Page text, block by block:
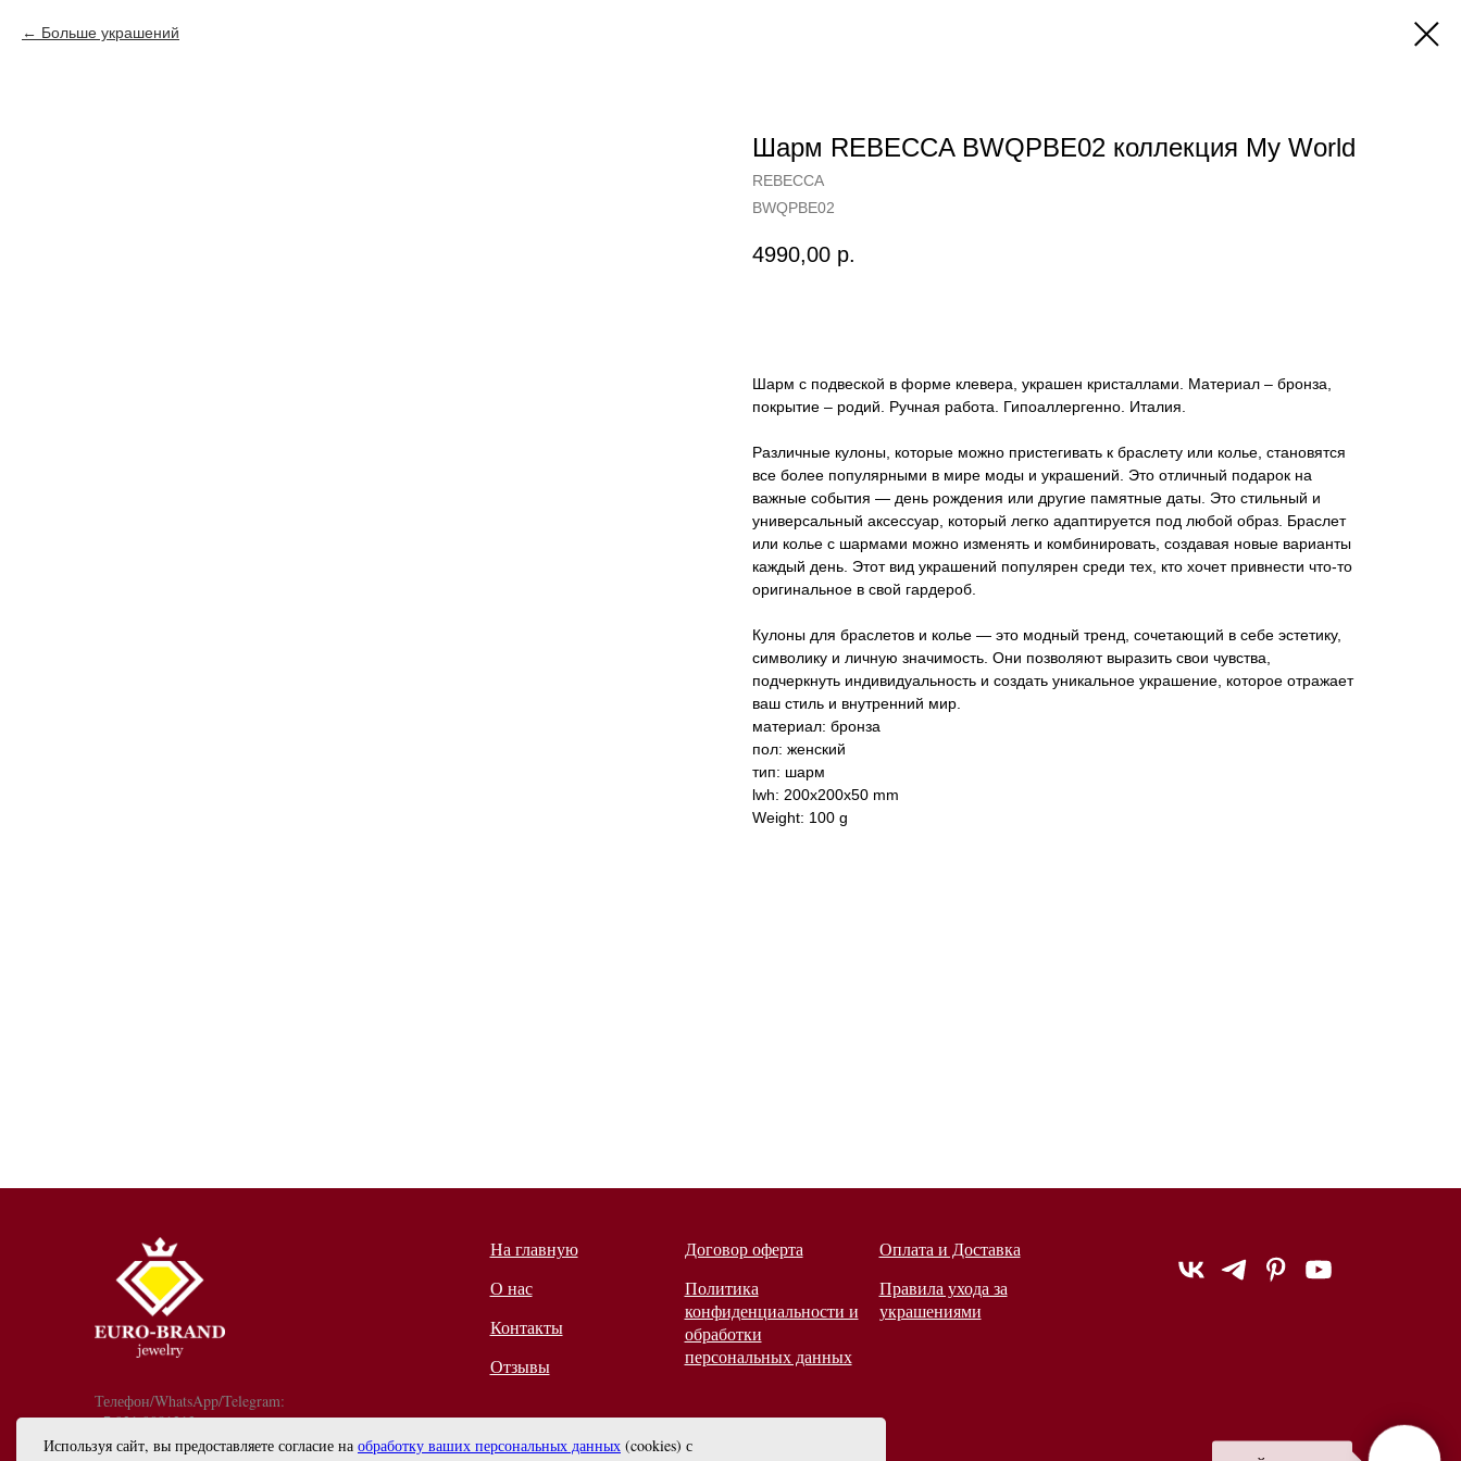
Больше украшений
Шарм REBECCA BWQPBE02 коллекция My World
REBECCA
BWQPBE02
4990,00 р.
Шарм с подвеской в форме клевера, украшен кристаллами. Материал – бронза,
покрытие – родий. Ручная работа. Гипоаллергенно. Италия.
Различные кулоны, которые можно пристегивать к браслету или колье, становятся
все более популярными в мире моды и украшений. Это отличный подарок на
важные события — день рождения или другие памятные даты. Это стильный и
универсальный аксессуар, который легко адаптируется под любой образ. Браслет
или колье с шармами можно изменять и комбинировать, создавая новые варианты
каждый день. Этот вид украшений популярен среди тех, кто хочет привнести что-то
оригинальное в свой гардероб.
Кулоны для браслетов и колье — это модный тренд, сочетающий в себе эстетику,
символику и личную значимость. Они позволяют выразить свои чувства,
подчеркнуть индивидуальность и создать уникальное украшение, которое отражает
ваш стиль и внутренний мир.
материал: бронза
пол: женский
тип: шарм
lwh: 200x200x50 mm
Weight: 100 g
Используя сайт, вы предоставляете согласие на обработку ваших персональных данных (cookies) с
Телефон/WhatsApp/Telegram:
+7 921 9081213
График работы: с 10:00 до 18:00
На главную
О нас
Контакты
Отзывы
Договор оферта
Политика
конфиденциальности и
обработки
персональных данных
Оплата и Доставка
Правила ухода за
украшениями